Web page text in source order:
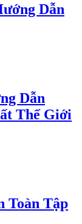
Dẫn
Dẫn
Thế Giới
Toàn Tập